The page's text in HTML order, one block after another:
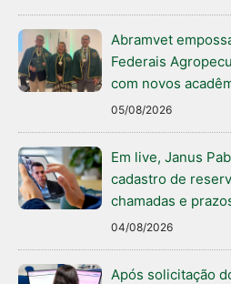
Abramvet
Federais
com novos
05/08/2026
Em live, Janus
cadastro de
chamadas e
04/08/2026
Após solicitação